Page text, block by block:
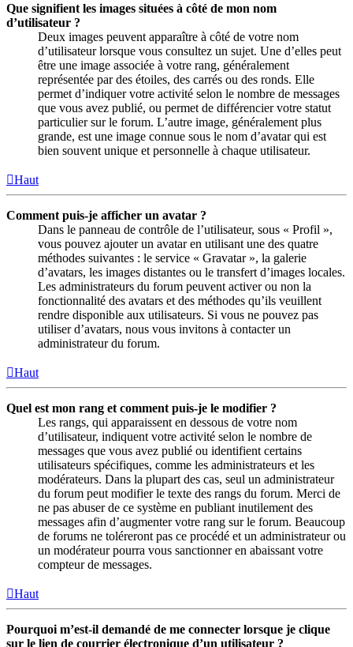
Que signifient les images situées à côté de mon nom
d’utilisateur ?
Deux images peuvent apparaître à côté de votre nom
d’utilisateur lorsque vous consultez un sujet. Une d’elles peut
être une image associée à votre rang, généralement
représentée par des étoiles, des carrés ou des ronds. Elle
permet d’indiquer votre activité selon le nombre de messages
que vous avez publié, ou permet de différencier votre statut
particulier sur le forum. L’autre image, généralement plus
grande, est une image connue sous le nom d’avatar qui est
bien souvent unique et personnelle à chaque utilisateur.
Haut
Comment puis-je afficher un avatar ?
Dans le panneau de contrôle de l’utilisateur, sous « Profil »,
vous pouvez ajouter un avatar en utilisant une des quatre
méthodes suivantes : le service « Gravatar », la galerie
d’avatars, les images distantes ou le transfert d’images locales.
Les administrateurs du forum peuvent activer ou non la
fonctionnalité des avatars et des méthodes qu’ils veuillent
rendre disponible aux utilisateurs. Si vous ne pouvez pas
utiliser d’avatars, nous vous invitons à contacter un
administrateur du forum.
Haut
Quel est mon rang et comment puis-je le modifier ?
Les rangs, qui apparaissent en dessous de votre nom
d’utilisateur, indiquent votre activité selon le nombre de
messages que vous avez publié ou identifient certains
utilisateurs spécifiques, comme les administrateurs et les
modérateurs. Dans la plupart des cas, seul un administrateur
du forum peut modifier le texte des rangs du forum. Merci de
ne pas abuser de ce système en publiant inutilement des
messages afin d’augmenter votre rang sur le forum. Beaucoup
de forums ne toléreront pas ce procédé et un administrateur ou
un modérateur pourra vous sanctionner en abaissant votre
compteur de messages.
Haut
Pourquoi m’est-il demandé de me connecter lorsque je clique
sur le lien de courrier électronique d’un utilisateur ?